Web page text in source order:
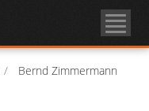
Bernd Zimmermann